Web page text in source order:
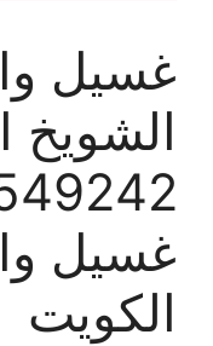
غسيل
الشويخ
غسيل
الكويت